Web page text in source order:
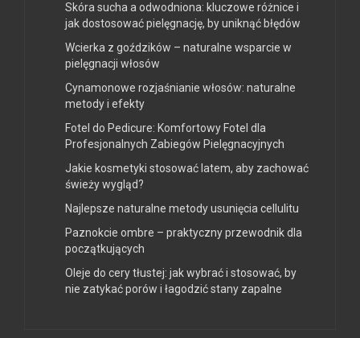
Skóra sucha a odwodniona: kluczowe różnice i
jak dostosować pielęgnację, by uniknąć błędów
Wcierka z goździków – naturalne wsparcie w
pielęgnacji włosów
Cynamonowe rozjaśnianie włosów: naturalne
metody i efekty
Fotel do Pedicure: Komfortowy Fotel dla
Profesjonalnych Zabiegów Pielęgnacyjnych
Jakie kosmetyki stosować latem, aby zachować
świeży wygląd?
Najlepsze naturalne metody usunięcia cellulitu
Paznokcie ombre – praktyczny przewodnik dla
początkujących
Oleje do cery tłustej: jak wybrać i stosować, by
nie zatykać porów i łagodzić stany zapalne